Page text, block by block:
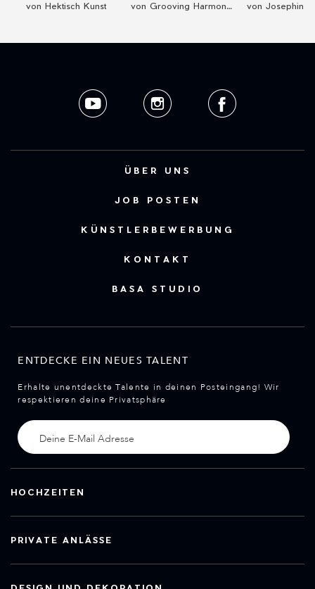
von Hektisch Kunst von Grooving Harmonists von Josephine
ÜBER UNS
JOB POSTEN
KÜNSTLERBEWERBUNG
KONTAKT
BASA STUDIO
ENTDECKE EIN NEUES TALENT
Erhalte unentdeckte Talente in deinen Posteingang! Wir
respektieren deine Privatsphäre
HOCHZEITEN
PRIVATE ANLÄSSE